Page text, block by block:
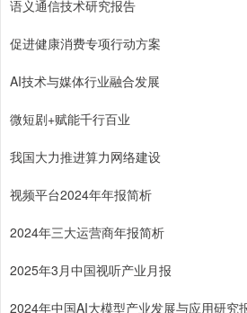
语义通信技术研究报告
促进健康消费专项行动方案
AI技术与媒体行业融合发展
微短剧+赋能千行百业
我国大力推进算力网络建设
视频平台2024年年报简析
2024年三大运营商年报简析
2025年3月中国视听产业月报
2024年中国AI大模型产业发展与应用研究